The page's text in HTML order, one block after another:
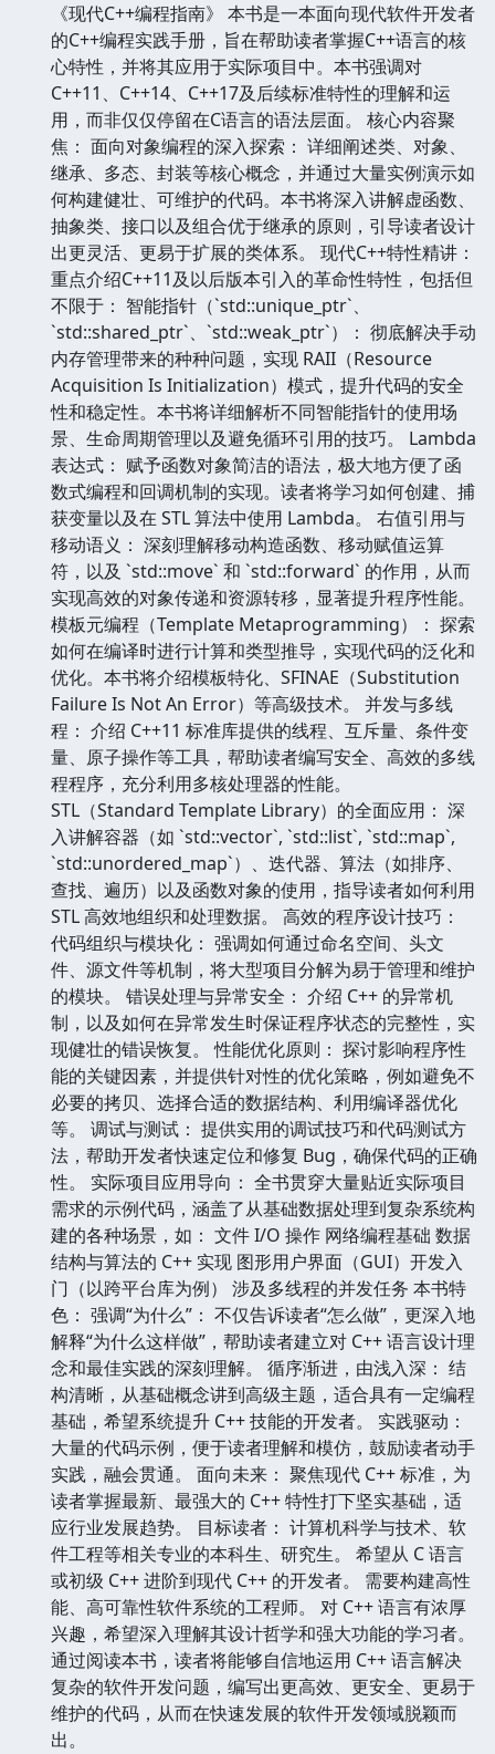
《现代C++编程指南》 本书是一本面向现代软件开发者
的C++编程实践手册，旨在帮助读者掌握C++语言的核
心特性，并将其应用于实际项目中。本书强调对
C++11、C++14、C++17及后续标准特性的理解和运
用，而非仅仅停留在C语言的语法层面。 核心内容聚
焦： 面向对象编程的深入探索： 详细阐述类、对象、
继承、多态、封装等核心概念，并通过大量实例演示如
何构建健壮、可维护的代码。本书将深入讲解虚函数、
抽象类、接口以及组合优于继承的原则，引导读者设计
出更灵活、更易于扩展的类体系。 现代C++特性精讲：
重点介绍C++11及以后版本引入的革命性特性，包括但
不限于： 智能指针（`std::unique_ptr`、
`std::shared_ptr`、`std::weak_ptr`）： 彻底解决手动
内存管理带来的种种问题，实现 RAII（Resource
Acquisition Is Initialization）模式，提升代码的安全
性和稳定性。本书将详细解析不同智能指针的使用场
景、生命周期管理以及避免循环引用的技巧。 Lambda
表达式： 赋予函数对象简洁的语法，极大地方便了函
数式编程和回调机制的实现。读者将学习如何创建、捕
获变量以及在 STL 算法中使用 Lambda。 右值引用与
移动语义： 深刻理解移动构造函数、移动赋值运算
符，以及 `std::move` 和 `std::forward` 的作用，从而
实现高效的对象传递和资源转移，显著提升程序性能。
模板元编程（Template Metaprogramming）： 探索
如何在编译时进行计算和类型推导，实现代码的泛化和
优化。本书将介绍模板特化、SFINAE（Substitution
Failure Is Not An Error）等高级技术。 并发与多线
程： 介绍 C++11 标准库提供的线程、互斥量、条件变
量、原子操作等工具，帮助读者编写安全、高效的多线
程程序，充分利用多核处理器的性能。
STL（Standard Template Library）的全面应用： 深
入讲解容器（如 `std::vector`, `std::list`, `std::map`,
`std::unordered_map`）、迭代器、算法（如排序、
查找、遍历）以及函数对象的使用，指导读者如何利用
STL 高效地组织和处理数据。 高效的程序设计技巧：
代码组织与模块化： 强调如何通过命名空间、头文
件、源文件等机制，将大型项目分解为易于管理和维护
的模块。 错误处理与异常安全： 介绍 C++ 的异常机
制，以及如何在异常发生时保证程序状态的完整性，实
现健壮的错误恢复。 性能优化原则： 探讨影响程序性
能的关键因素，并提供针对性的优化策略，例如避免不
必要的拷贝、选择合适的数据结构、利用编译器优化
等。 调试与测试： 提供实用的调试技巧和代码测试方
法，帮助开发者快速定位和修复 Bug，确保代码的正确
性。 实际项目应用导向： 全书贯穿大量贴近实际项目
需求的示例代码，涵盖了从基础数据处理到复杂系统构
建的各种场景，如： 文件 I/O 操作 网络编程基础 数据
结构与算法的 C++ 实现 图形用户界面（GUI）开发入
门（以跨平台库为例） 涉及多线程的并发任务 本书特
色： 强调“为什么”： 不仅告诉读者“怎么做”，更深入地
解释“为什么这样做”，帮助读者建立对 C++ 语言设计理
念和最佳实践的深刻理解。 循序渐进，由浅入深： 结
构清晰，从基础概念讲到高级主题，适合具有一定编程
基础，希望系统提升 C++ 技能的开发者。 实践驱动：
大量的代码示例，便于读者理解和模仿，鼓励读者动手
实践，融会贯通。 面向未来： 聚焦现代 C++ 标准，为
读者掌握最新、最强大的 C++ 特性打下坚实基础，适
应行业发展趋势。 目标读者： 计算机科学与技术、软
件工程等相关专业的本科生、研究生。 希望从 C 语言
或初级 C++ 进阶到现代 C++ 的开发者。 需要构建高性
能、高可靠性软件系统的工程师。 对 C++ 语言有浓厚
兴趣，希望深入理解其设计哲学和强大功能的学习者。
通过阅读本书，读者将能够自信地运用 C++ 语言解决
复杂的软件开发问题，编写出更高效、更安全、更易于
维护的代码，从而在快速发展的软件开发领域脱颖而
出。